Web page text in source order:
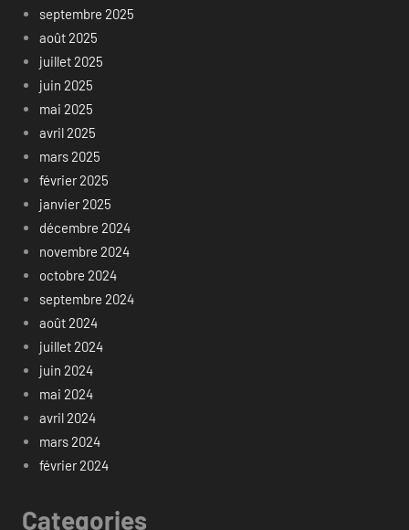
septembre 2025
août 2025
juillet 2025
juin 2025
mai 2025
avril 2025
mars 2025
février 2025
janvier 2025
décembre 2024
novembre 2024
octobre 2024
septembre 2024
août 2024
juillet 2024
juin 2024
mai 2024
avril 2024
mars 2024
février 2024
Categories